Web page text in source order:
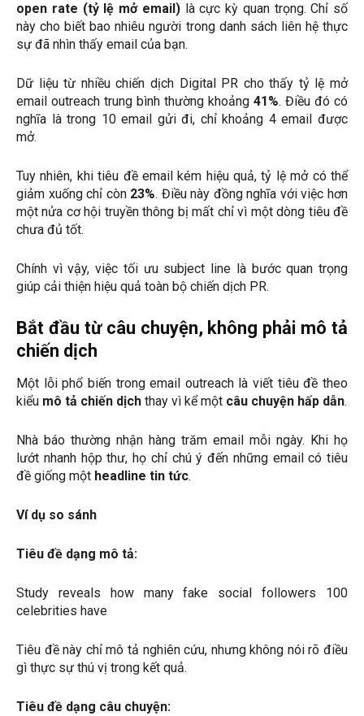
open rate (tỷ lệ mở email)là cực kỳ quan trọng. Chỉ số
này cho biết bao nhiêu người trong danh sách liên hệ thực
sự đã nhìn thấy email của bạn.
Dữ liệu từ nhiều chiến dịch Digital PR cho thấy tỷ lệ mở
email outreach trung bình thường khoảng 41%. Điều đó có
nghĩa là trong 10 email gửi đi, chỉ khoảng 4 email được
mở.
Tuy nhiên, khi tiêu đề email kém hiệu quả, tỷ lệ mở có thể
giảm xuống chỉ còn 23%. Điều này đồng nghĩa với việc hơn
một nửa cơ hội truyền thông bị mất chỉ vì một dòng tiêu đề
chưa đủ tốt.
Chính vì vậy, việc tối ưu subject line là bước quan trọng
giúp cải thiện hiệu quả toàn bộ chiến dịch PR.
Bắt đầu từ câu chuyện, không phải mô tả
chiến dịch
Một lỗi phổ biến trong email outreach là viết tiêu đề theo
kiểu mô tả chiến dịch thay vì kể một câu chuyện hấp dẫn.
Nhà báo thường nhận hàng trăm email mỗi ngày. Khi họ
lướt nhanh hộp thư, họ chỉ chú ý đến những email có tiêu
đề giống một headline tin tức.
Ví dụ so sánh
Tiêu đề dạng mô tả:
Study reveals how many fake social followers 100
celebrities have
Tiêu đề này chỉ mô tả nghiên cứu, nhưng không nói rõ điều
gì thực sự thú vị trong kết quả.
Tiêu đề dạng câu chuyện: